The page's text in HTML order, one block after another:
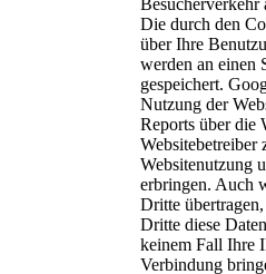
Besucherverkehr
Die durch den
über Ihre
werden an einen
gespeichert.
Nutzung der
Reports über die
Websitebetreiber
Websitenutzung
erbringen. Auch
Dritte
Dritte diese
keinem Fall Ihre
Verbindung